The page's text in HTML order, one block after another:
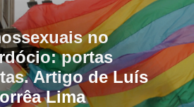
no
portas
Artigo de Luís
Lima